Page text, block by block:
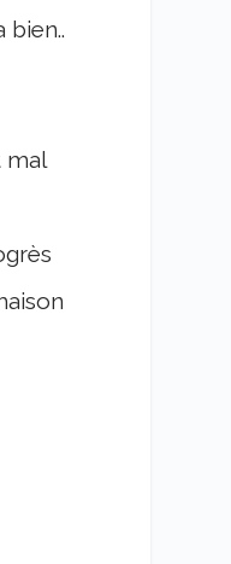
bien..
mal